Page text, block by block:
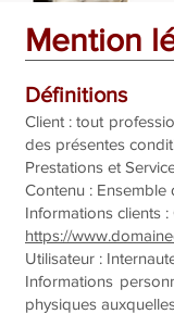
Définitions
Client : tout
des présentes
Prestations et
Contenu : Ensemble
Informations clients
https://
Utilisateur :
Informations
physiques
Mention